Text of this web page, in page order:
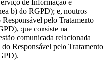
de Informação e
b) do RGPD); e, noutros
pelo Tratamento
que consiste na
comunicada relacionada
Responsável pelo Tratamento